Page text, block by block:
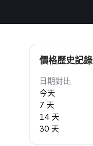
價格歷史記
日期對比
今天
7 天
14 天
30 天